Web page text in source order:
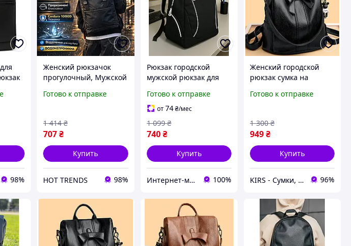
98%
Женский рюкзачок
прогулочный, Мужской
отличное качество,
мужской VF-34
Готово к отправке
707₴
1 414 ₴
Купить
HOT TRENDS 98%
Рюкзак городской
мужской рюкзак для
рюкзак рюкзак на
каждый день черный
рюкзак рюкзак для
ноутбука рюкзак
Готово к отправке
от74 ₴/мес
740 ₴
1 099 ₴
Купить
Интернет-магазин Smart&Green - все для твоего дома и сада 100%
Женский городской
рюкзак сумка на
оригинальный
рюкзачок для девушек
Готово к отправке
949₴
1 300 ₴
Купить
KIRS - Сумки, рюкзаки, портфели, клатчи, наручные часы оптом и в розницу 96%